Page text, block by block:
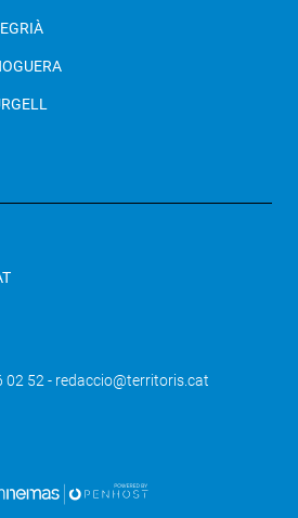
02 52 - redaccio@territoris.cat